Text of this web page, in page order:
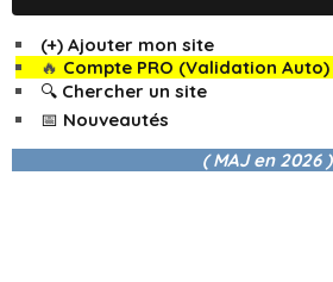
(+) Ajouter mon site
🔥 Compte PRO (Validation Auto)
🔍 Chercher un site
📅 Nouveautés
( MAJ en 2026 )